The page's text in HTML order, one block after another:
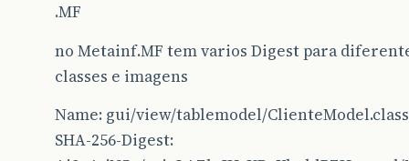
.MF
no Metainf.MF tem varios Digest para
classes e imagens
Name: gui/view/tablemodel/ClienteModel.class
SHA-256-Digest: